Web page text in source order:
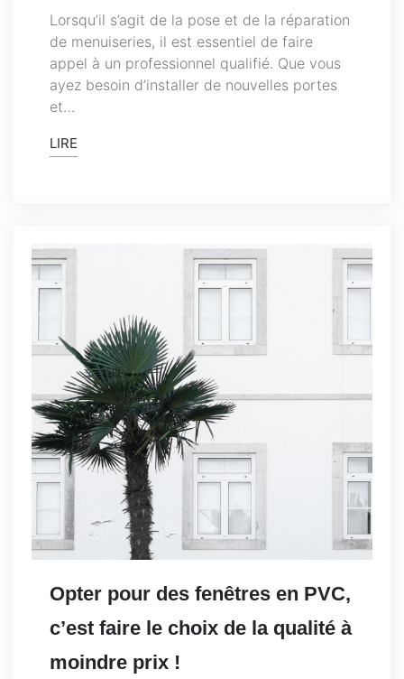
Lorsqu’il s’agit de la pose et de la réparation
de menuiseries, il est essentiel de faire
appel à un professionnel qualifié. Que vous
ayez besoin d’installer de nouvelles portes
et…
LIRE
Opter pour des fenêtres en PVC,
c’est faire le choix de la qualité à
moindre prix !